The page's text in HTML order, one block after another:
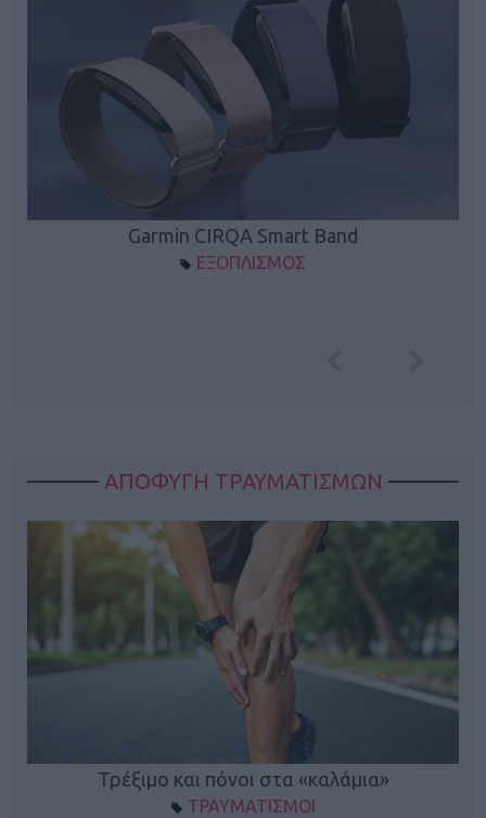
Garmin CIRQA Smart Band
ΕΞΟΠΛΙΣΜΟΣ
ΑΠΟΦΥΓΗ ΤΡΑΥΜΑΤΙΣΜΩΝ
Τρέξιμο και πόνοι στα «καλάμια»
ΤΡΑΥΜΑΤΙΣΜΟΙ